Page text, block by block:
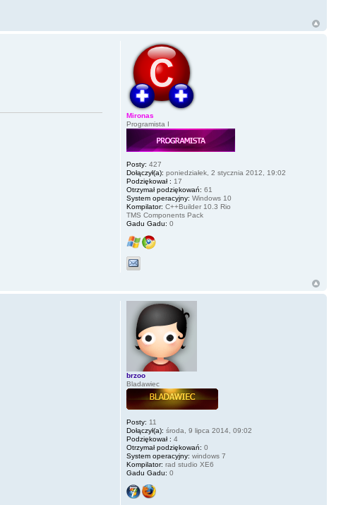
Mironas
Programista I
Posty: 427
Dołączył(a): poniedziałek, 2 stycznia 2012, 19:02
Podziękował : 17
Otrzymał podziękowań: 61
System operacyjny: Windows 10
Kompilator: C++Builder 10.3 Rio
TMS Components Pack
Gadu Gadu: 0
brzoo
Bladawiec
Posty: 11
Dołączył(a): środa, 9 lipca 2014, 09:02
Podziękował : 4
Otrzymał podziękowań: 0
System operacyjny: windows 7
Kompilator: rad studio XE6
Gadu Gadu: 0